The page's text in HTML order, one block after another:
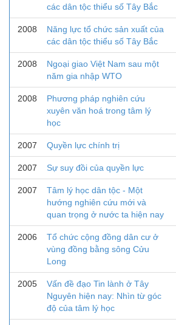
các dân tộc thiểu số Tây Bắc
2008
Năng lực tổ chức sản xuất của
các dân tộc thiểu số Tây Bắc
2008
Ngoại giao Việt Nam sau một
năm gia nhập WTO
2008
Phương pháp nghiên cứu
xuyên văn hoá trong tâm lý
học
2007 Quyền lực chính trị
2007 Sự suy đồi của quyền lực
2007
Tâm lý học dân tộc - Một
hướng nghiên cứu mới và
quan trọng ở nước ta hiện nay
2006
Tổ chức cộng đồng dân cư ở
vùng đồng bằng sông Cửu
Long
2005
Vấn đề đạo Tin lành ở Tây
Nguyên hiện nay: Nhìn từ góc
độ của tâm lý học